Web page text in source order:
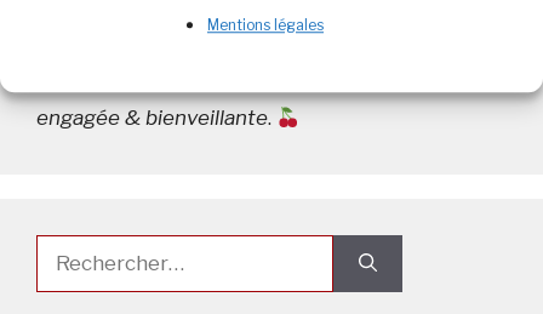
Mentions légales
Diététicienne Nutritionniste
engagée & bienveillante.
Rechercher :